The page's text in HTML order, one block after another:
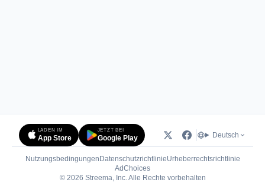
LADEN IM
App Store
JETZT BEI
Google Play Deutsch
Nutzungsbedingungen DatenschutzrichtlinieUrheberrechtsrichtlinie
AdChoices(öffnet in neuem Tab)
© 2026 Streema, Inc. Alle Rechte vorbehalten